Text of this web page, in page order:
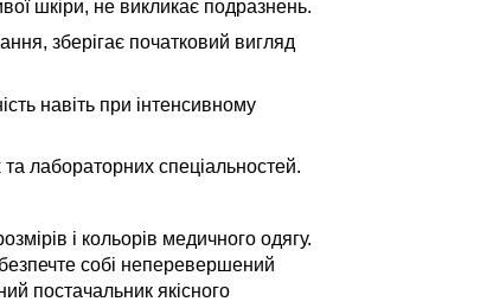
шкіри, не викликає подразнень.
зберігає початковий вигляд
навіть при інтенсивному
лабораторних спеціальностей.
і кольорів медичного одягу.
собі неперевершений
постачальник якісного